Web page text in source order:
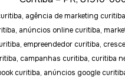
agência de marketing
anúncios online curitiba,
empreendedor curitiba,
campanhas curitiba, curitiba
curitiba, anúncios google